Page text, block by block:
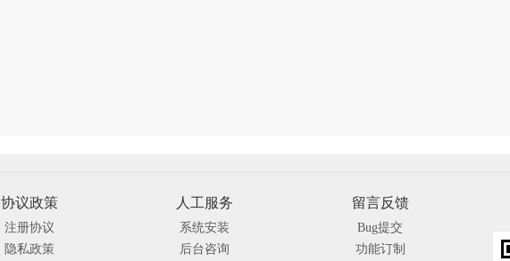
协议政策
注册协议
隐私政策
人工服务
系统安装
后台咨询
留言反馈
Bug提交
功能订制